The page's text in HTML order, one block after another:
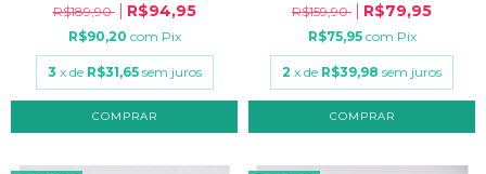
R$189,90
R$94,95
R$90,20 com Pix
3 x de R$31,65 sem juros
COMPRAR
R$159,90
R$79,95
R$75,95 com Pix
2 x de R$39,98 sem juros
COMPRAR